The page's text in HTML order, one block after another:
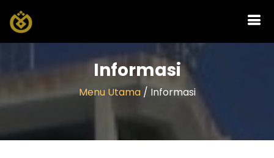
Informasi
Menu Utama/ Informasi